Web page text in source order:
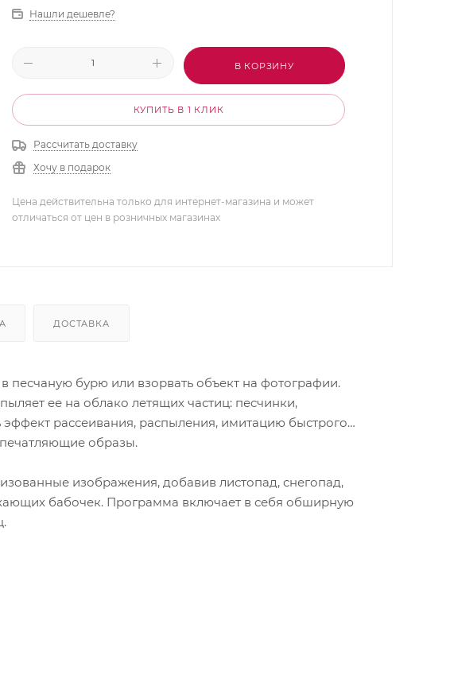
Нашли дешевле?
В КОРЗИНУ
КУПИТЬ В 1 КЛИК
Рассчитать доставку
Хочу в подарок
Цена действительна только для интернет-магазина и может
отличаться от цен в розничных магазинах
ДОСТАВКА
песчаную бурю или взорвать объект на фотографии.
ее на облако летящих частиц: песчинки,
рассеивания, распыления, имитацию быстрого
образы.
изображения, добавив листопад, снегопад,
бабочек. Программа включает в себя обширную